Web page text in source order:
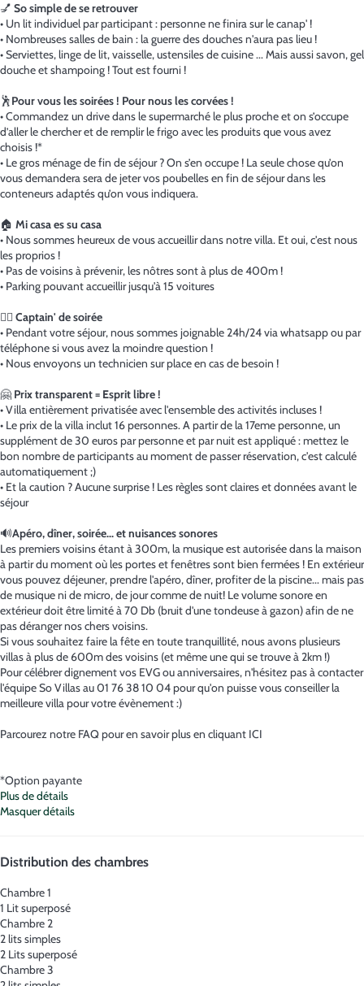
💅 So simple de se retrouver
• Un lit individuel par participant : personne ne finira sur le canap' !
• Nombreuses salles de bain : la guerre des douches n'aura pas lieu !
• Serviettes, linge de lit, vaisselle, ustensiles de cuisine ... Mais aussi savon, gel
douche et shampoing ! Tout est fourni !
🕺Pour vous les soirées ! Pour nous les corvées !
• Commandez un drive dans le supermarché le plus proche et on s’occupe
d’aller le chercher et de remplir le frigo avec les produits que vous avez
choisis !*
• Le gros ménage de fin de séjour ? On s’en occupe ! La seule chose qu’on
vous demandera sera de jeter vos poubelles en fin de séjour dans les
conteneurs adaptés qu’on vous indiquera.
🏠 Mi casa es su casa
• Nous sommes heureux de vous accueillir dans notre villa. Et oui, c'est nous
les proprios !
• Pas de voisins à prévenir, les nôtres sont à plus de 400m !
• Parking pouvant accueillir jusqu'à 15 voitures
👩‍✈️ Captain' de soirée
• Pendant votre séjour, nous sommes joignable 24h/24 via whatsapp ou par
téléphone si vous avez la moindre question !
• Nous envoyons un technicien sur place en cas de besoin !
🤗 Prix transparent = Esprit libre !
• Villa entièrement privatisée avec l'ensemble des activités incluses !
• Le prix de la villa inclut 16 personnes. A partir de la 17eme personne, un
supplément de 30 euros par personne et par nuit est appliqué : mettez le
bon nombre de participants au moment de passer réservation, c'est calculé
automatiquement ;)
• Et la caution ? Aucune surprise ! Les règles sont claires et données avant le
séjour
🔊Apéro, dîner, soirée... et nuisances sonores
Les premiers voisins étant à 300m, la musique est autorisée dans la maison
à partir du moment où les portes et fenêtres sont bien fermées ! En extérieur
vous pouvez déjeuner, prendre l'apéro, dîner, profiter de la piscine... mais pas
de musique ni de micro, de jour comme de nuit! Le volume sonore en
extérieur doit être limité à 70 Db (bruit d'une tondeuse à gazon) afin de ne
pas déranger nos chers voisins.
Si vous souhaitez faire la fête en toute tranquillité, nous avons plusieurs
villas à plus de 600m des voisins (et même une qui se trouve à 2km !)
Pour célébrer dignement vos EVG ou anniversaires, n'hésitez pas à contacter
l'équipe So Villas au 01 76 38 10 04 pour qu'on puisse vous conseiller la
meilleure villa pour votre évènement :)
Parcourez notre FAQ pour en savoir plus en cliquant ICI
*Option payante
Plus de détails
Masquer détails
Distribution des chambres
Chambre 1
1 Lit superposé
Chambre 2
2 lits simples
2 Lits superposé
Chambre 3